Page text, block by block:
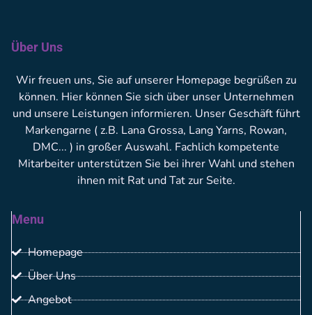
Über Uns
Wir freuen uns, Sie auf unserer Homepage begrüßen zu
können. Hier können Sie sich über unser Unternehmen
und unsere Leistungen informieren. Unser Geschäft führt
Markengarne ( z.B. Lana Grossa, Lang Yarns, Rowan,
DMC... ) in großer Auswahl. Fachlich kompetente
Mitarbeiter unterstützen Sie bei ihrer Wahl und stehen
ihnen mit Rat und Tat zur Seite.
Menu
Homepage
Über Uns
Angebot